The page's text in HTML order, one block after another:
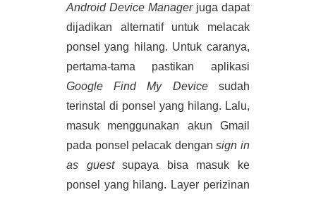
Android Device Manager juga dapat
dijadikan alternatif untuk melacak
ponsel yang hilang. Untuk caranya,
Google Find My Device sudah
terinstal di ponsel yang hilang. Lalu,
masuk menggunakan akun Gmail
pada ponsel pelacak dengan sign in
as guest supaya bisa masuk ke
ponsel yang hilang. Layer perizinan